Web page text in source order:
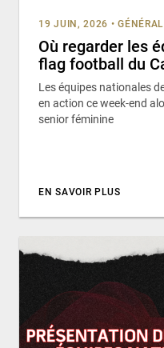
19 JUIN, 2026 • GÉNÉRAL
Où regarder les
flag football du
Les équipes nationales
en action ce week-end
senior féminine
EN SAVOIR PLUS